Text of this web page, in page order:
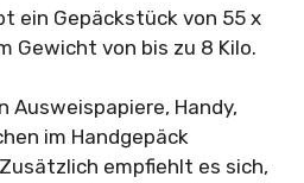
ein Gepäckstück von 55 x
Gewicht von bis zu 8 Kilo.
Ausweispapiere, Handy,
im Handgepäck
empfiehlt es sich,